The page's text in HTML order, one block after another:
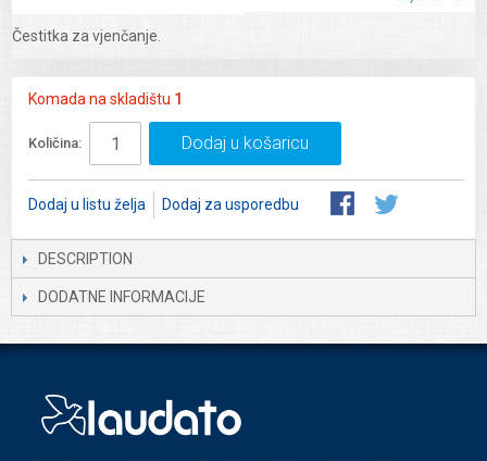
Čestitka za vjenčanje.
Komada na skladištu 1
Količina: Dodaj u košaricu
Dodaj u listu želja Dodaj za usporedbu
DESCRIPTION
DODATNE INFORMACIJE